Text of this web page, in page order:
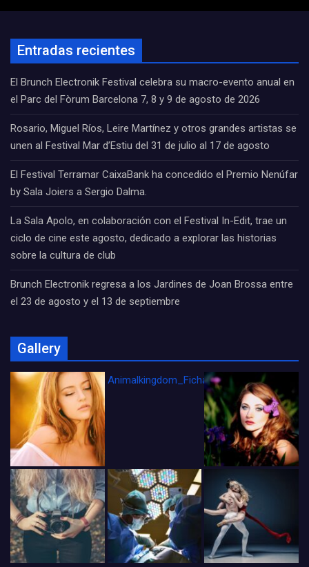
Entradas recientes
El Brunch Electronik Festival celebra su macro-evento anual en
el Parc del Fòrum Barcelona 7, 8 y 9 de agosto de 2026
Rosario, Miguel Ríos, Leire Martínez y otros grandes artistas se
unen al Festival Mar d’Estiu del 31 de julio al 17 de agosto
El Festival Terramar CaixaBank ha concedido el Premio Nenúfar
by Sala Joiers a Sergio Dalma.
La Sala Apolo, en colaboración con el Festival In-Edit, trae un
ciclo de cine este agosto, dedicado a explorar las historias
sobre la cultura de club
Brunch Electronik regresa a los Jardines de Joan Brossa entre
el 23 de agosto y el 13 de septiembre
Gallery
Animalkingdom_FichaCine